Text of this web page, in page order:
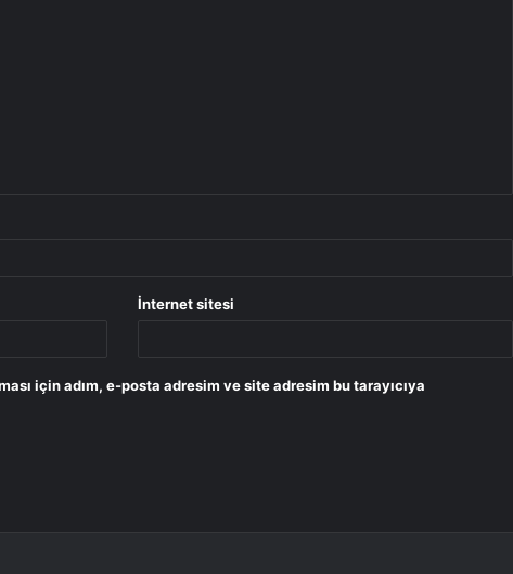
İnternet sitesi
için adım, e-posta adresim ve site adresim bu tarayıcıya